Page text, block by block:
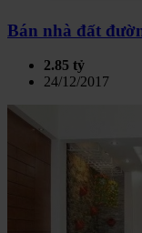
Bán nhà đất
2.85 tỷ
24/12/2017